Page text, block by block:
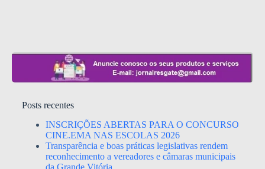
Posts recentes
INSCRIÇÕES ABERTAS PARA O CONCURSO
CINE.EMA NAS ESCOLAS 2026
Transparência e boas práticas legislativas rendem
reconhecimento a vereadores e câmaras municipais